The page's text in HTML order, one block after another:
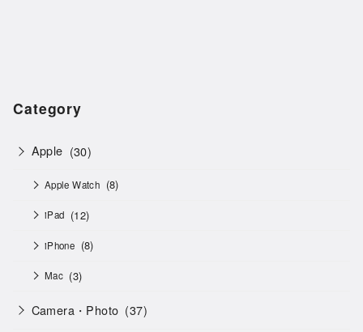
Category
Apple (30)
Apple Watch (8)
iPad (12)
iPhone (8)
Mac (3)
Camera・Photo (37)